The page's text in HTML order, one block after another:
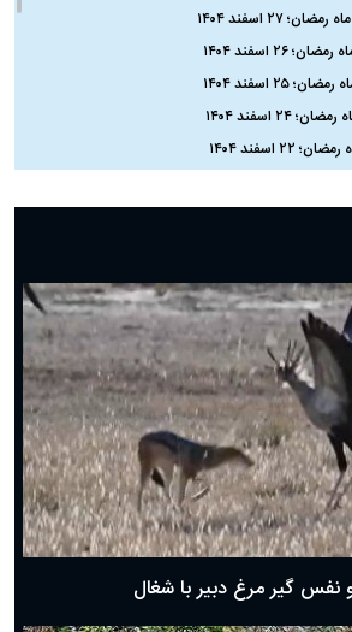
۲۷ اسفند ۱۴۰۴
اسفند ۱۴۰۴
اسفند ۱۴۰۴
اسفند ۱۴۰۴
اسفند ۱۴۰۴
ماه ۱۴۰۴
اسفند ۱۴۰۴
۱۴۰۴
ماه ۱۴۰۴
۱۴۰۴
دنیا رفت؟
نفس گیر مرغ دبیر با شغال